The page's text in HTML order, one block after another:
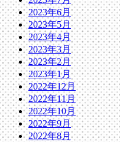
2023年6月
2023年5月
2023年4月
2023年3月
2023年2月
2023年1月
2022年12月
2022年11月
2022年10月
2022年9月
2022年8月